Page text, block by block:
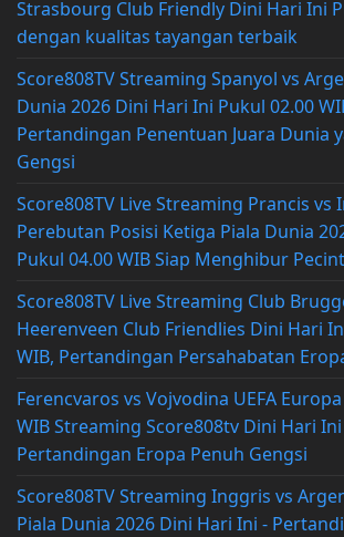
Strasbourg Club Friendly Dini Hari Ini
dengan kualitas tayangan terbaik
Score808TV Streaming Spanyol vs
Dunia 2026 Dini Hari Ini Pukul 02.00
Pertandingan Penentuan Juara Dunia
Gengsi
Score808TV Live Streaming Prancis vs
Perebutan Posisi Ketiga Piala Dunia
Pukul 04.00 WIB Siap Menghibur
Score808TV Live Streaming Club
Heerenveen Club Friendlies Dini Hari
WIB, Pertandingan Persahabatan
Ferencvaros vs Vojvodina UEFA
WIB Streaming Score808tv Dini Hari
Pertandingan Eropa Penuh Gengsi
Score808TV Streaming Inggris vs
Piala Dunia 2026 Dini Hari Ini -